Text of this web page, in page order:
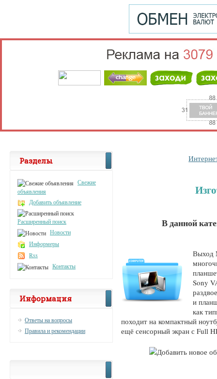
В данной
Выход
Sony
и
как
походит на компактный
ещё сенсорный экран с Full
Разделы
Свежие
объявления
Добавить объявление
Расширенный поиск
Новости
Информеры
Rss
Контакты
Информация
Ответы на вопросы
Правила и рекомендации